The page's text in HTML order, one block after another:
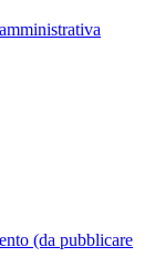
(da pubblicare